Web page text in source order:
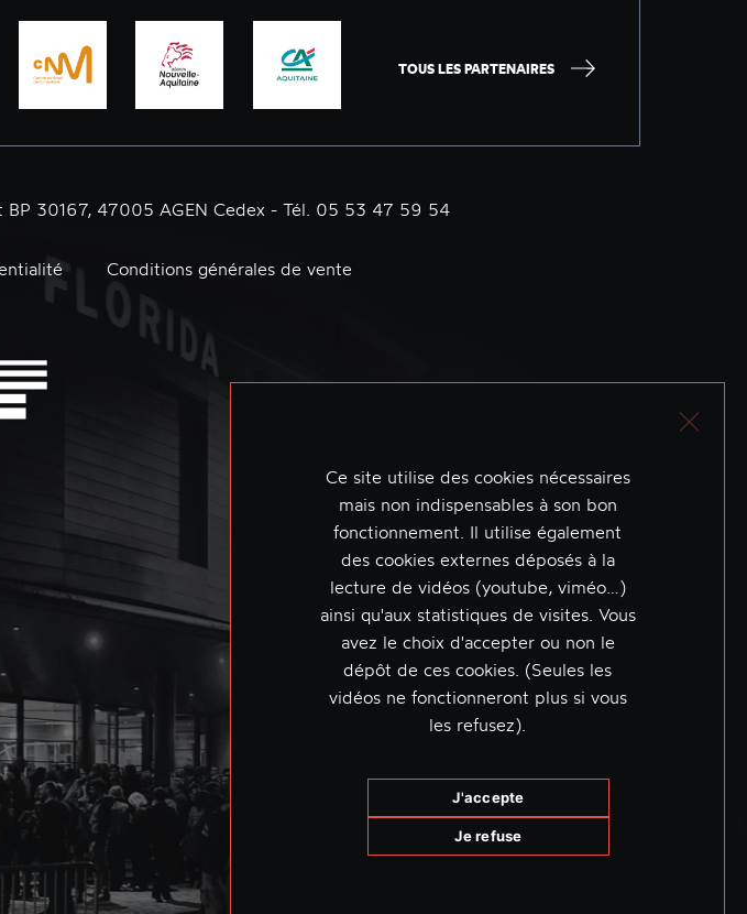
TOUS LES PARTENAIRES
BP 30167, 47005 AGEN Cedex - Tél. 05 53 47 59 54
Conditions générales de vente
Ce site utilise des cookies nécessaires
mais non indispensables à son bon
fonctionnement. Il utilise également
des cookies externes déposés à la
lecture de vidéos (youtube, viméo…)
ainsi qu'aux statistiques de visites. Vous
avez le choix d'accepter ou non le
dépôt de ces cookies. (Seules les
vidéos ne fonctionneront plus si vous
les refusez).
J'accepte
Je refuse